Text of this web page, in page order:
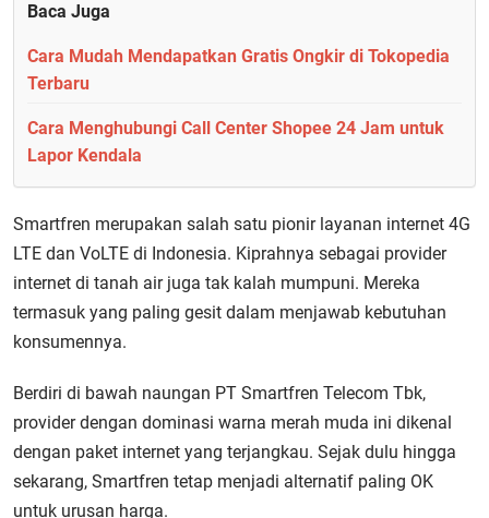
Baca Juga
Cara Mudah Mendapatkan Gratis Ongkir di Tokopedia
Terbaru
Cara Menghubungi Call Center Shopee 24 Jam untuk
Lapor Kendala
Smartfren merupakan salah satu pionir layanan internet 4G
LTE dan VoLTE di Indonesia. Kiprahnya sebagai provider
internet di tanah air juga tak kalah mumpuni. Mereka
termasuk yang paling gesit dalam menjawab kebutuhan
konsumennya.
Berdiri di bawah naungan PT Smartfren Telecom Tbk,
provider dengan dominasi warna merah muda ini dikenal
dengan paket internet yang terjangkau. Sejak dulu hingga
sekarang, Smartfren tetap menjadi alternatif paling OK
untuk urusan harga.